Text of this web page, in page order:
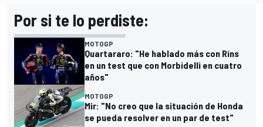
Por si te lo perdiste:
MOTOGP
Quartararo: "He hablado más con Rins
en un test que con Morbidelli en cuatro
años"
MOTOGP
Mir: "No creo que la situación de Honda
se pueda resolver en un par de test"